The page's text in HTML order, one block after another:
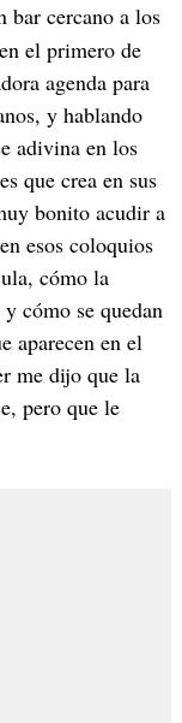
bar cercano a los
el primero de
agenda para
y hablando
adivina en los
que crea en sus
bonito acudir a
esos coloquios
cómo la
cómo se quedan
aparecen en el
me dijo que la
pero que le